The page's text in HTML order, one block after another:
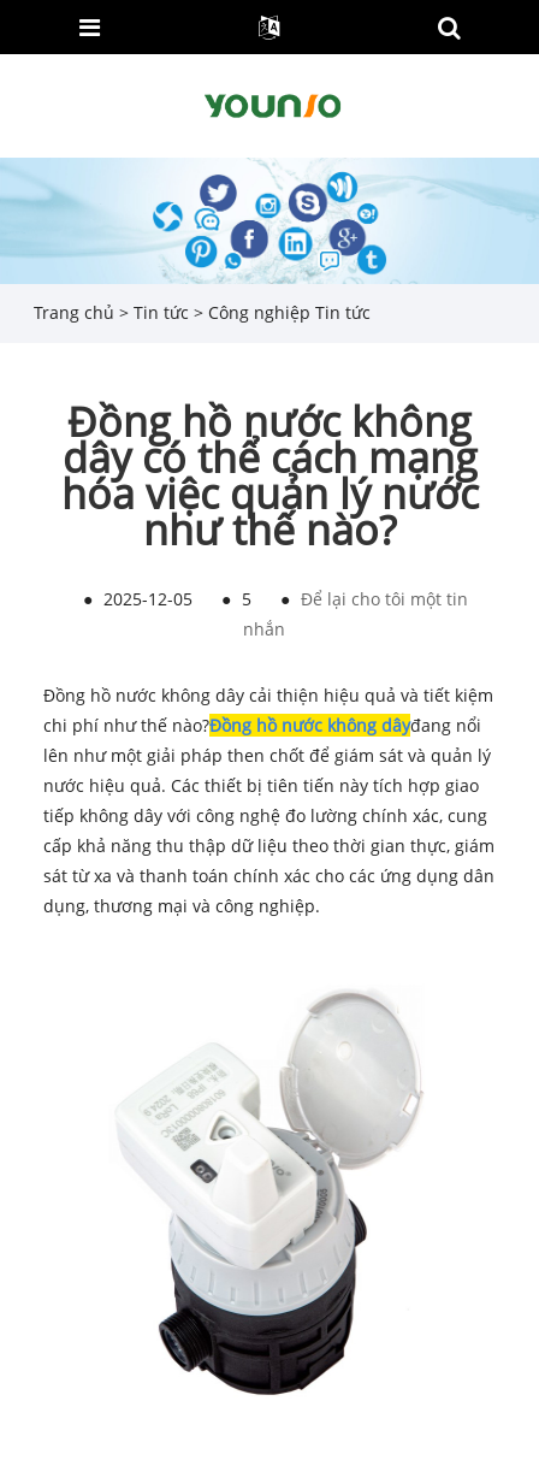
Trang chủ > Tin tức > Công nghiệp Tin tức
Đồng hồ nước không
dây có thể cách mạng
hóa việc quản lý nước
như thế nào?
● 2025-12-05 ● 5 ● Để lại cho tôi một tin
nhắn
Đồng hồ nước không dây cải thiện hiệu quả và tiết kiệm
chi phí như thế nào?Đồng hồ nước không dâyđang nổi
lên như một giải pháp then chốt để giám sát và quản lý
nước hiệu quả. Các thiết bị tiên tiến này tích hợp giao
tiếp không dây với công nghệ đo lường chính xác, cung
cấp khả năng thu thập dữ liệu theo thời gian thực, giám
sát từ xa và thanh toán chính xác cho các ứng dụng dân
dụng, thương mại và công nghiệp.